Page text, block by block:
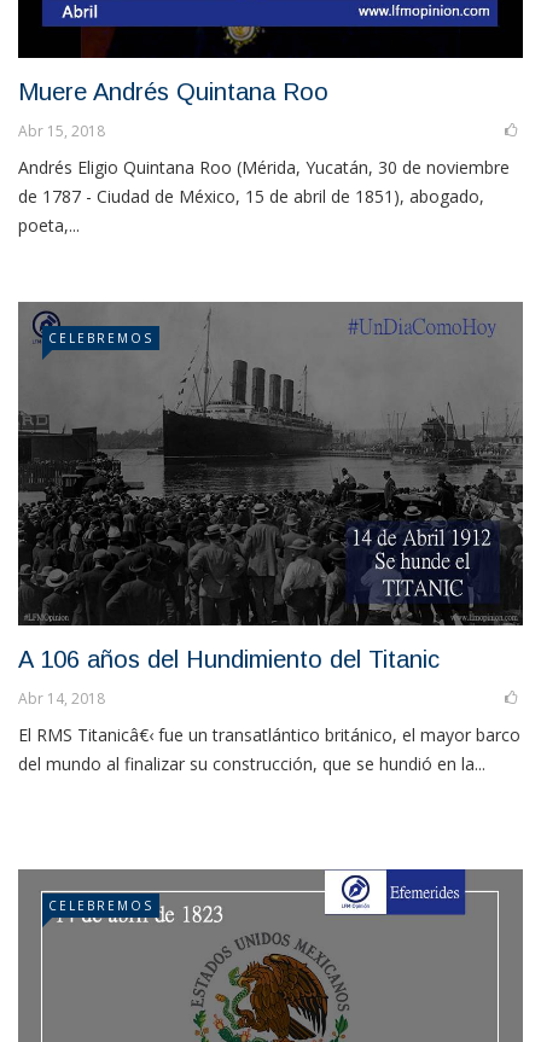
Muere Andrés Quintana Roo
Abr 15, 2018
Andrés Eligio Quintana Roo (Mérida, Yucatán, 30 de noviembre
de 1787 - Ciudad de México, 15 de abril de 1851), abogado,
poeta,...
CELEBREMOS
A 106 años del Hundimiento del Titanic
Abr 14, 2018
El RMS Titanicâ€‹ fue un transatlántico británico, el mayor barco
del mundo al finalizar su construcción, que se hundió en la...
CELEBREMOS